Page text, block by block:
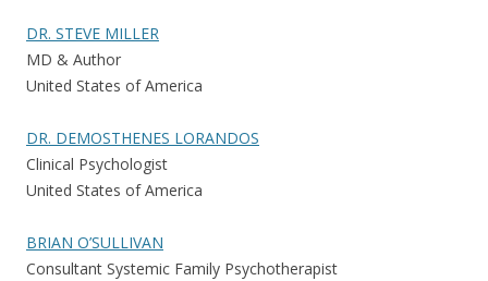
DR. STEVE MILLER
MD & Author
United States of America
DR. DEMOSTHENES LORANDOS
Clinical Psychologist
United States of America
BRIAN O’SULLIVAN
Consultant Systemic Family Psychotherapist